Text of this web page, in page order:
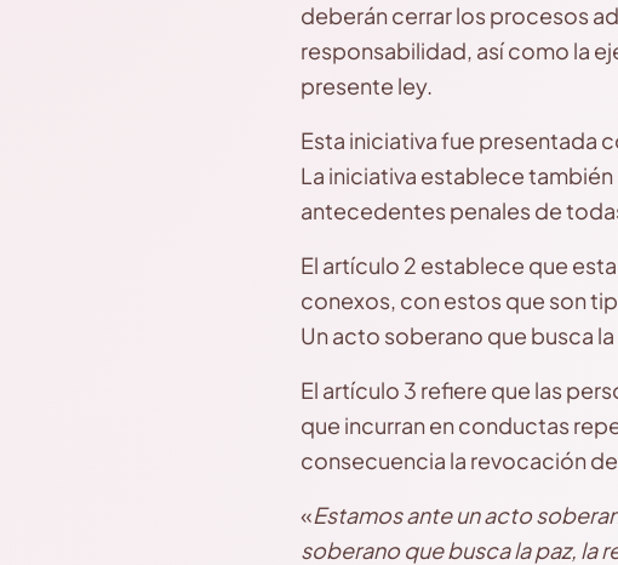
deberán cerrar los procesos
responsabilidad, así como la
presente ley.
Esta iniciativa fue presentada
La iniciativa establece
antecedentes penales de
El artículo 2 establece que
conexos, con estos que son
Un acto soberano que busca la
El artículo 3 refiere que las
que incurran en conductas
consecuencia la revocación
«Estamos ante un acto
soberano que busca la paz, la